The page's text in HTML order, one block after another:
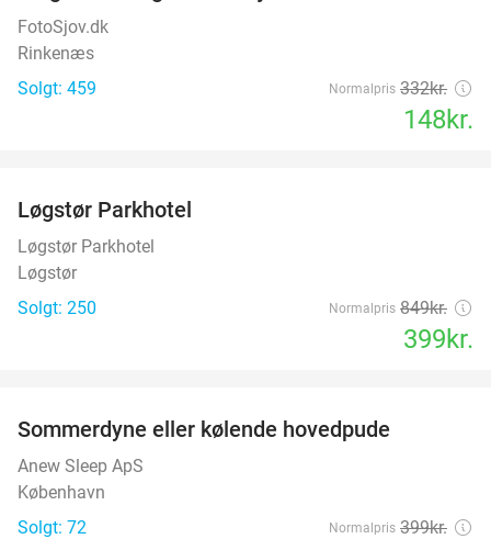
FotoSjov.dk
Rinkenæs
Solgt: 459
Normalpris 332kr.
148kr.
Løgstør Parkhotel
Løgstør Parkhotel
Løgstør
Solgt: 250
Normalpris 849kr.
399kr.
Sommerdyne eller kølende hovedpude
Anew Sleep ApS
København
Solgt: 72
Normalpris 399kr.